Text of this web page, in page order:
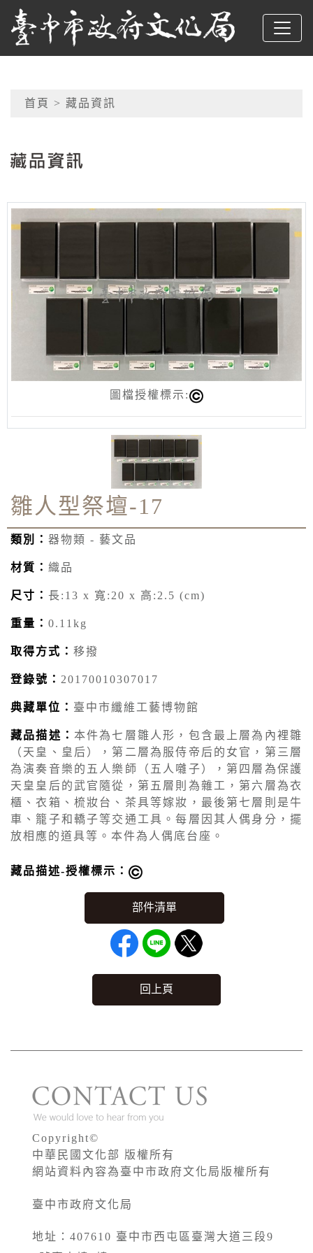
跳到主要內容
臺中市政府文化局
網頁導覽
首頁 > 藏品資訊
圖檔授權標示:
雛人型祭壇-17
類別： 器物類 - 藝文品
材質： 織品
尺寸： 長:13 x 寬:20 x 高:2.5 (cm)
重量： 0.11kg
取得方式： 移撥
登錄號： 20170010307017
典藏單位： 臺中市纖維工藝博物館
藏品描述： 本件為七層雛人形，包含最上層為內裡雛
（天皇、皇后），第二層為服侍帝后的女官，第三層
為演奏音樂的五人樂師（五人囃子），第四層為保護
天皇皇后的武官隨從，第五層則為雜工，第六層為衣
櫃、衣箱、梳妝台、茶具等嫁妝，最後第七層則是牛
車、籠子和轎子等交通工具。每層因其人偶身分，擺
放相應的道具等。本件為人偶底台座。
藏品描述-授權標示：
回上頁
Copyright©
中華民國文化部 版權所有
網站資料內容為臺中市政府文化局版權所有
臺中市政府文化局
地址：407610 臺中市西屯區臺灣大道三段9